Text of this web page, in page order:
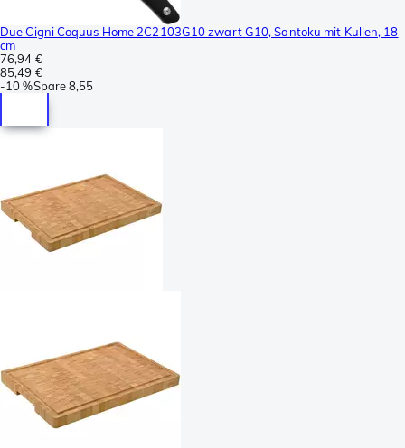
Due Cigni Coquus Home 2C2103G10 zwart G10, Santoku mit Kullen, 18
cm
76,94 €
85,49 €
-10 %Spare8,55